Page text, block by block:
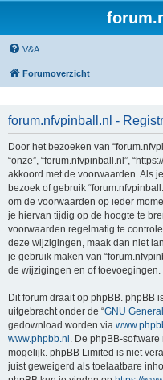
V&A
Forumoverzicht
forum.nfvpinball.nl -
Door het bezoeken van
“onze”, “forum.nfvpinball.nl”,
akkoord met de voorwaarden. Als
bezoek of gebruik
om de voorwaarden op ieder
je hiervan tijdig op de hoogte te
voorwaarden regelmatig te
deze wijzigingen, maak dan niet
je gebruik maken van
de wijzigingen en of toevoegingen.
Dit forum draait op phpBB. phpBB
uitgebracht onder de “GNU
gedownload worden via
www.phpbb.nl . De phpBB-
mogelijk. phpBB Limited is niet
juist geweigerd als toelaatbare